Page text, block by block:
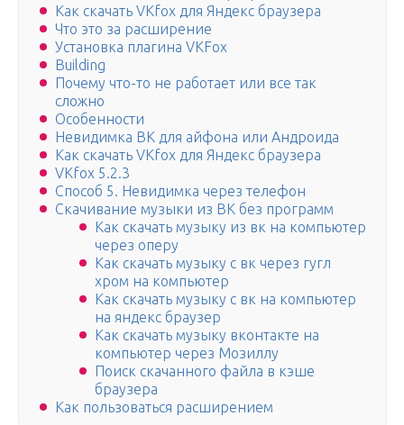
Как скачать VKfox для Яндекс браузера
Что это за расширение
Установка плагина VKFox
Building
Почему что-то не работает или все так
сложно
Особенности
Невидимка ВК для айфона или Андроида
Как скачать VKfox для Яндекс браузера
VKfox 5.2.3
Способ 5. Невидимка через телефон
Скачивание музыки из ВК без программ
Как скачать музыку из вк на компьютер
через оперу
Как скачать музыку с вк через гугл
хром на компьютер
Как скачать музыку с вк на компьютер
на яндекс браузер
Как скачать музыку вконтакте на
компьютер через Мозиллу
Поиск скачанного файла в кэше
браузера
Как пользоваться расширением